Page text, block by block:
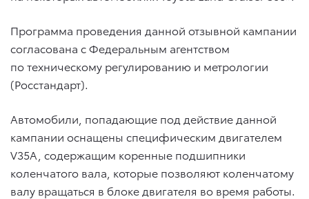
Программа проведения данной отзывной кампании
согласована с Федеральным агентством
по техническому регулированию и метрологии
(Росстандарт).
Автомобили, попадающие под действие данной
кампании оснащены специфическим двигателем
V35A, содержащим коренные подшипники
коленчатого вала, которые позволяют коленчатому
валу вращаться в блоке двигателя во время работы.